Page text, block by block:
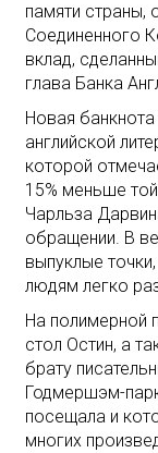
памяти страны,
Соединенного
вклад,
глава Банка
Новая
английской
которой
15% меньше
Чарльза
обращении. В
выпуклые
людям легко
На полимерной
стол Остин, а
брату
Годмершэм-
посещала и
многих